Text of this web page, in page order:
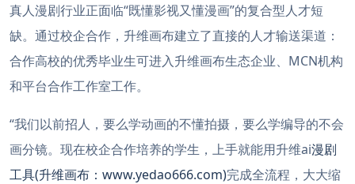
真人漫剧行业正面临“既懂影视又懂漫画”的复合型人才短
缺。通过校企合作，升维画布建立了直接的人才输送渠道：
合作高校的优秀毕业生可进入升维画布生态企业、MCN机构
和平台合作工作室工作。
“我们以前招人，要么学动画的不懂拍摄，要么学编导的不会
画分镜。现在校企合作培养的学生，上手就能用升维ai漫剧
工具(升维画布：www.yedao666.com)完成全流程，大大缩